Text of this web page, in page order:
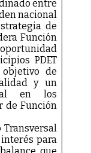
entre
nacional
de
Función
PDET
de
y un
en los
de Función
Transversal
interés para